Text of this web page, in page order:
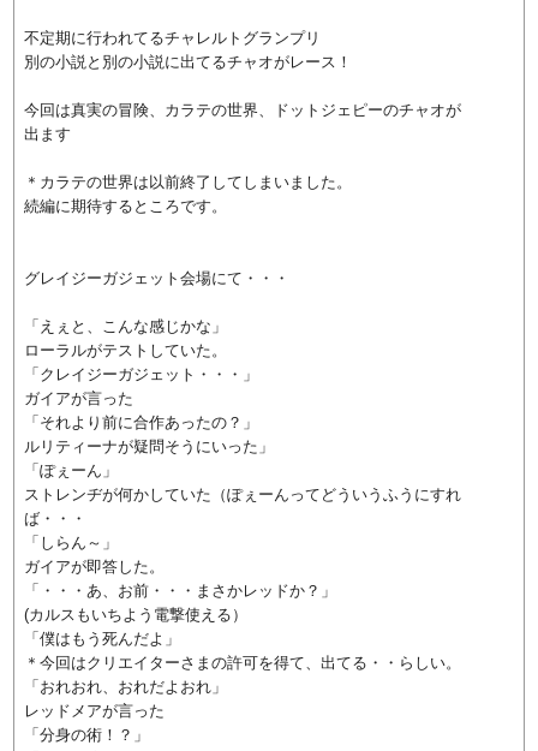
不定期に行われてるチャレルトグランプリ
別の小説と別の小説に出てるチャオがレース！
今回は真実の冒険、カラテの世界、ドットジェピーのチャオが
出ます
＊カラテの世界は以前終了してしまいました。
続編に期待するところです。
グレイジーガジェット会場にて・・・
「えぇと、こんな感じかな」
ローラルがテストしていた。
「クレイジーガジェット・・・」
ガイアが言った
「それより前に合作あったの？」
ルリティーナが疑問そうにいった」
「ぽぇーん」
ストレンヂが何かしていた（ぽぇーんってどういうふうにすれ
ば・・・
「しらん～」
ガイアが即答した。
「・・・あ、お前・・・まさかレッドか？」
(カルスもいちよう電撃使える）
「僕はもう死んだよ」
＊今回はクリエイターさまの許可を得て、出てる・・らしい。
「おれおれ、おれだよおれ」
レッドメアが言った
「分身の術！？」